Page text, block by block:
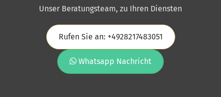
Unser Beratungsteam, zu Ihren Diensten
Rufen Sie an: +4928217483051
Whatsapp Nachricht